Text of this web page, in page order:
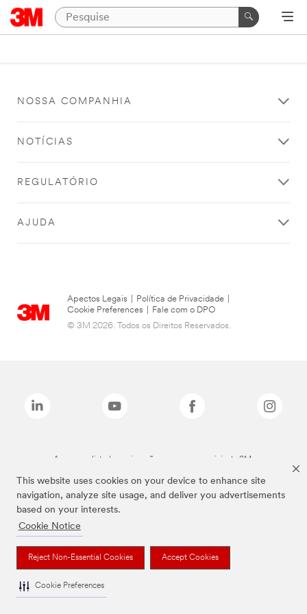
This website uses cookies on your device to enhance site
navigation, analyze site usage, and deliver you advertisements
based on your interests.
Cookie Notice
Reject Non-Essential Cookies Accept Cookies
Cookie Preferences
NOSSA COMPANHIA
NOTÍCIAS
REGULATÓRIO
AJUDA
Apectos Legais Política de Privacidade
Cookie Preferences
Fale com o DPO
© 3M 2026. Todos os Direitos Reservados.
As marcas listadas a cima são marcas comerciais da 3M.